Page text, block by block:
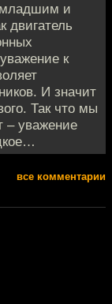
младшим и
двигатель
к
И значит
Так что мы
– уважение
все комментарии